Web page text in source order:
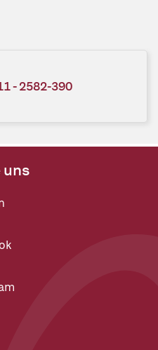
- 2582-390
uns